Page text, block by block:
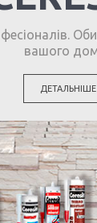
вашого
ДЕТАЛЬНІШЕ